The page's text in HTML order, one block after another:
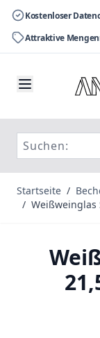
Kostenloser
Attraktive
Startseite /
/ Weißweinglas